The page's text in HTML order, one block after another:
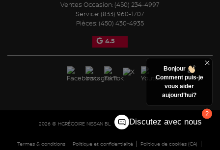
Ventes Occasion: (450) 234-4997
Service: (833) 960-1707
Pièces: (450) 430-4935
4.5
2026 © HGRÉGOIRE NISSAN BLAINVILLE| Tous droits réservés.
Termes & conditions| Politique et confidentialité| Politique de cookies (CA)
2
Bonjour
Comment puis-je
vous aider
aujourd’hui?
Discutez avec nous